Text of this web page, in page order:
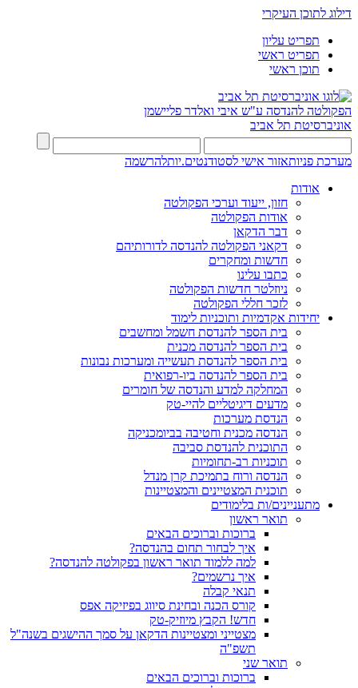
דילוג לתוכן העיקרי
תפריט עליון
תפריט ראשי
תוכן ראשי
הפקולטה להנדסה ע"ש איבי ואלדר פליישמן
אוניברסיטת תל אביב
מערכת פניותאזור אישי לסטודנטים.יותלהרשמה
אודות
חזון, ייעוד וערכי הפקולטה
אודות הפקולטה
דבר הדקאן
דקאני הפקולטה להנדסה לדורותיהם
חדשות ומחקרים
כתבו עלינו
ניוזלטר חדשות הפקולטה
לזכר חללי הפקולטה
יחידות אקדמיות ותוכניות לימוד
בית הספר להנדסת חשמל ומחשבים
בית הספר להנדסה מכנית
בית הספר להנדסת תעשייה ומערכות נבונות
בית הספר להנדסה ביו-רפואית
המחלקה למדע והנדסה של חומרים
מדעים דיגיטליים להיי-טק
הנדסת מערכות
הנדסה מכנית וחטיבה בביומכניקה
התוכנית להנדסת סביבה
תוכניות רב-תחומיות
הנדסה ורוח בתמיכת קרן מנדל
תוכנית המצטיינים והמצטיינות
מתעניינים/ות בלימודים
תואר ראשון
ברוכות וברוכים הבאים
איך לבחור תחום בהנדסה?
למה ללמוד תואר ראשון בפקולטה להנדסה?
איך נרשמים?
תנאי קבלה
קורס הכנה ובחינת סיווג בפיזיקה אפס
חדש! הקבץ מיוזיק-טק
מצטייני ומצטיינות הדקאן על סמך ההישגים בשנה"ל
תשפ"ה
תואר שני
ברוכות וברוכים הבאים